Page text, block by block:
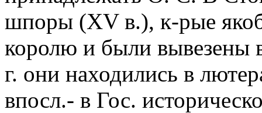
шпоры (XV в.), к-рые
королю и были вывезены
г. они находились в
впосл.- в Гос.